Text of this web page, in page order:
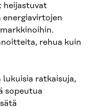
heijastuvat
energiavirtojen
rehua kuin
ratkaisuja,
sopeutua